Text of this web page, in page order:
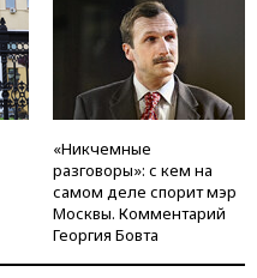
«Никчемные
разговоры»: с кем на
самом деле спорит мэр
Москвы. Комментарий
Георгия Бовта